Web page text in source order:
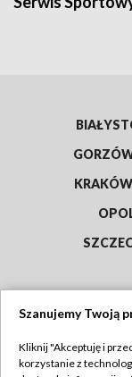
KRAKÓW
Szanujemy Twoją
Kliknij "Akceptuję i
korzystanie z